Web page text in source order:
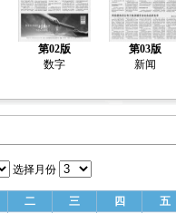
第02版
数字
第03版
新闻
选择月份
二 三 四 五